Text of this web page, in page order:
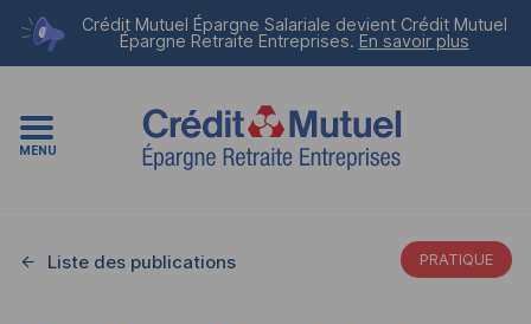
Crédit Mutuel Épargne Salariale devient Crédit Mutuel
Épargne Retraite Entreprises. En savoir plus
MENU
Liste des publications PRATIQUE